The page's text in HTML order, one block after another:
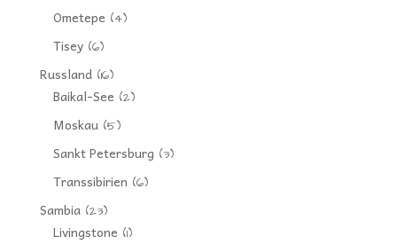
Ometepe (4)
Tisey(6)
Russland(16)
Baikal-See (2)
Moskau(5)
Sankt Petersburg (3)
Transsibirien (6)
Sambia(23)
Livingstone (1)